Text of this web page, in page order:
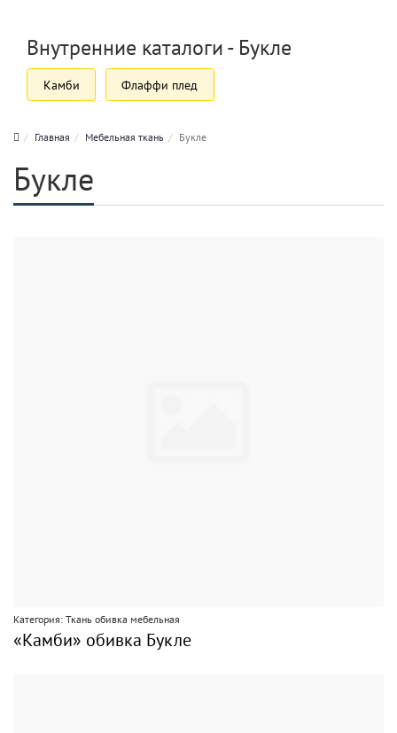
Внутренние каталоги - Букле
Камби Флаффи плед
Главная Мебельная ткань Букле
Букле
Категория: Ткань обивка мебельная
«Камби» обивка Букле